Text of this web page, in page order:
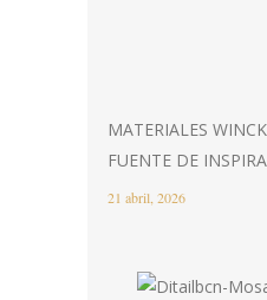
MATERIALES
FUENTE DE
21 abril, 2026